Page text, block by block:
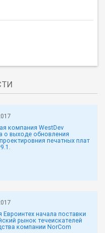
компания WestDev
о выходе обновления
печатных плат
Евроинтех начала поставки
рынок течеискателей
компании NorCom